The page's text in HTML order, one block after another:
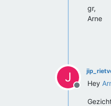
gr,
Arne
J
Offline
Hey